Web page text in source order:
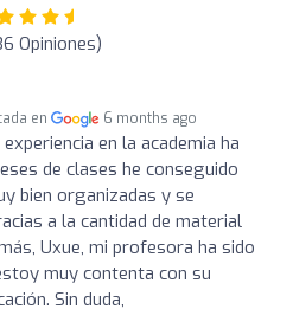
Opiniones)
en 6 months ago
experiencia en la academia ha
de clases he conseguido
bien organizadas y se
a la cantidad de material
Uxue, mi profesora ha sido
muy contenta con su
Sin duda,